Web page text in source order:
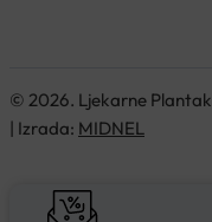
© 2026. Ljekarne Plantak
| Izrada: MIDNEL